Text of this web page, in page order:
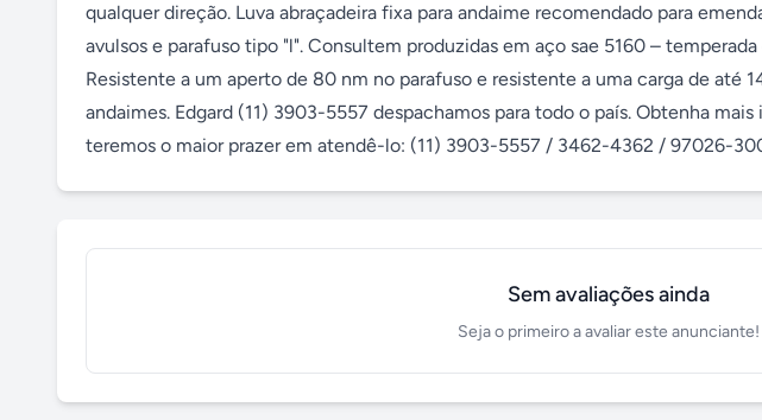
qualquer direção. Luva abraçadeira fixa para andaime recomendado para
avulsos e parafuso tipo "l". Consultem produzidas em aço sae 5160 –
Resistente a um aperto de 80 nm no parafuso e resistente a uma carga de até
andaimes. Edgard (11) 3903-5557 despachamos para todo o país. Obtenha
teremos o maior prazer em atendê-lo: (11) 3903-5557 / 3462-4362 / 97026-
Sem avaliações ainda
Seja o primeiro a avaliar este anunciante!